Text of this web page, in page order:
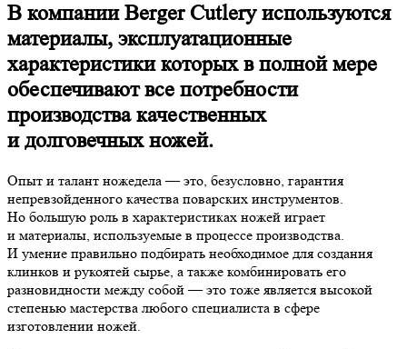
В компании Berger Cutlery используются
материалы, эксплуатационные
характеристики которых в полной мере
обеспечивают все потребности
производства качественных
и долговечных ножей.
Опыт и талант ножедела — это, безусловно, гарантия
непревзойденного качества поварских инструментов.
Но большую роль в характеристиках ножей играет
и материалы, используемые в процессе производства.
И умение правильно подбирать необходимое для создания
клинков и рукоятей сырье, а также комбинировать его
разновидности между собой — это тоже является высокой
степенью мастерства любого специалиста в сфере
изготовлении ножей.